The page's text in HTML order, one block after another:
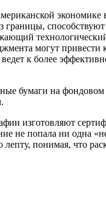
экономике
могут привести
к более
бумаги на
изготовляют
не попала ни одна
понимая, что